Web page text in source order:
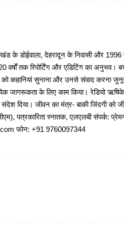
के डोईवाला, देहरादून के निवासी और 1996
वर्षों तक रिपोर्टिंग और एडिटिंग का
कहानियां सुनाना और उनसे संवाद करना
जागरूकता के लिए काम किया। रेडियो
दिया। जीवन का मंत्र- बाकी जिंदगी को
पत्रकारिता स्नातक, एलएलबी संपर्क:
फोन: +91 9760097344